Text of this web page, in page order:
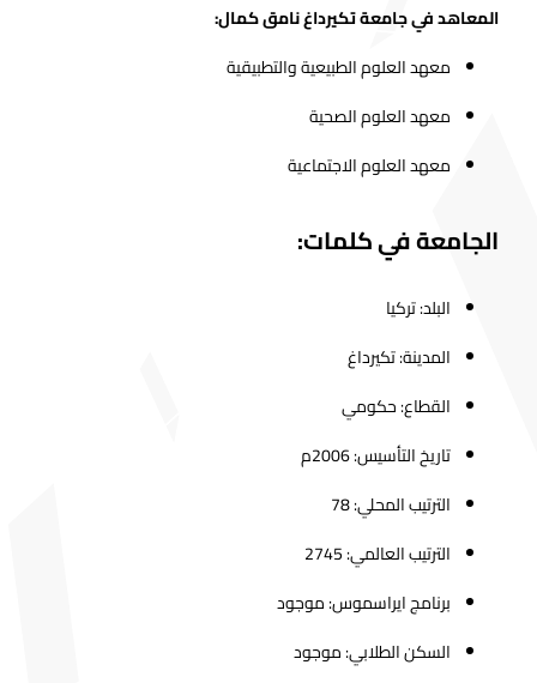
المعاهد في جامعة تكيرداغ نامق كمال:
معهد العلوم الطبيعية والتطبيقية
معهد العلوم الصحية
معهد العلوم الاجتماعية
الجامعة في كلمات:
البلد: تركيا
المدينة: تكيرداغ
القطاع: حكومي
تاريخ التأسيس: 2006م
الترتيب المحلي: 78
الترتيب العالمي: 2745
برنامج ايراسموس: موجود
السكن الطلابي: موجود